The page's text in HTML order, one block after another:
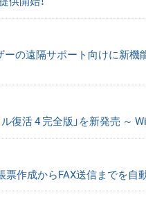
ーの遠隔サポート向けに新
復活 4 完全版」を新発売 ～
作成からFAX送信までを自